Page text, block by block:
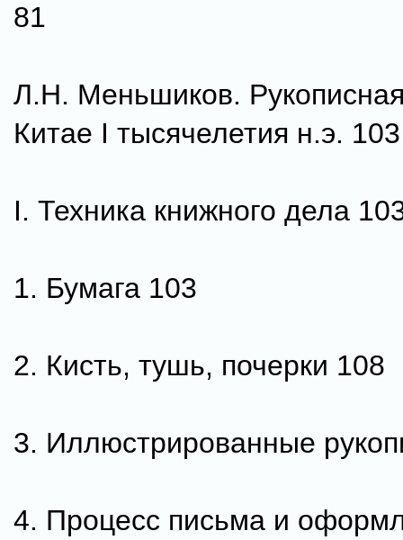
81
Л.Н. Меньшиков. Рукописная
Китае I тысячелетия н.э. 103
I. Техника книжного дела
1. Бумага 103
2. Кисть, тушь, почерки 108
3. Иллюстрированные
4. Процесс письма и